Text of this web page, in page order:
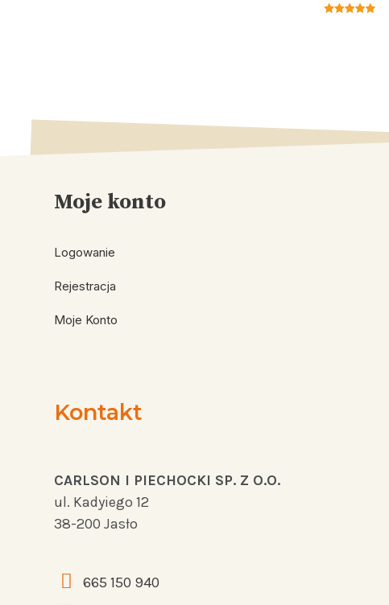
Moje konto
Logowanie
Rejestracja
Moje Konto
Kontakt
CARLSON I PIECHOCKI SP. Z O.O.
ul. Kadyiego 12
38-200 Jasło
665 150 940